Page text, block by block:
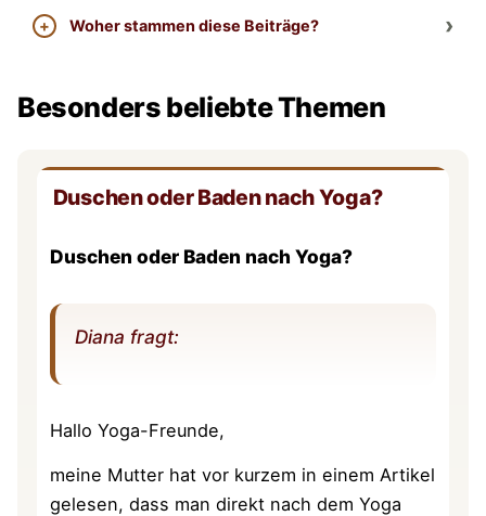
Woher stammen diese Beiträge?
Besonders beliebte Themen
Duschen oder Baden nach Yoga?
Duschen oder Baden nach Yoga?
Diana fragt:
Hallo Yoga-Freunde,
meine Mutter hat vor kurzem in einem Artikel
gelesen, dass man direkt nach dem Yoga